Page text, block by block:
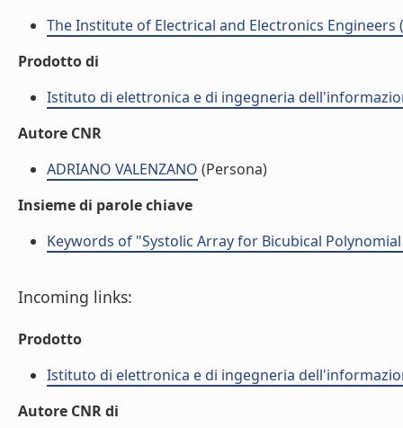
The Institute of Electrical and Electronics Engineers
Prodotto di
Istituto di elettronica e di ingegneria
Autore CNR
ADRIANO VALENZANO (Persona)
Insieme di parole chiave
Keywords of "Systolic Array for Bicubical
Incoming links:
Prodotto
Istituto di elettronica e di ingegneria
Autore CNR di